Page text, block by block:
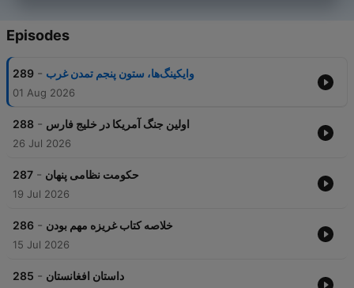
Episodes
289 - وایکینگ‌ها، ستون پنجم تمدن غرب
01 Aug 2026
288 - اولین جنگ آمریکا در خلیج فارس
26 Jul 2026
287 - حکومت نظامی پنهان
19 Jul 2026
286 - خلاصه کتاب غریزه مهم بودن
15 Jul 2026
285 - داستان افغانستان